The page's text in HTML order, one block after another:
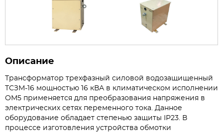
Описание
Трансформатор трехфазный силовой водозащищенный
ТСЗМ-16 мощностью 16 кВА в климатическом исполнении
ОМ5 применяется для преобразования напряжения в
электрических сетях переменного тока. Данное
оборудование обладает степенью защиты IP23. В
процессе изготовления устройства обмотки